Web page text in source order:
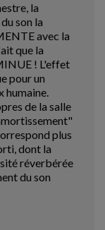
la
son la
avec la
que la
! L'effet
pour un
humaine.
de la salle
plus
dont la
réverbérée
du son